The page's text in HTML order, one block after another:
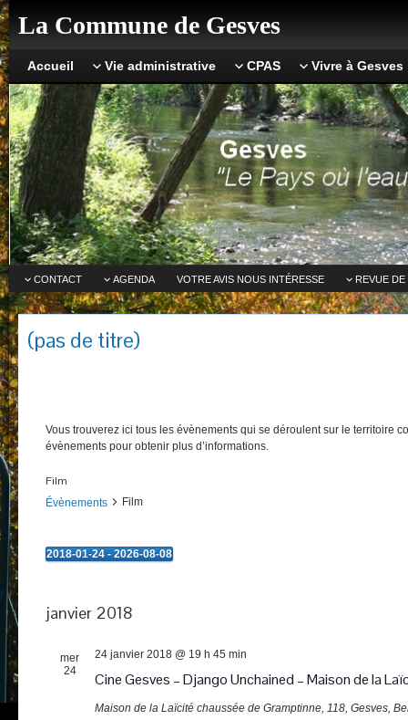
La Commune de Gesves
Accueil Vie administrative CPAS Vivre à Gesves
CONTACT AGENDA VOTRE AVIS NOUS INTÉRESSE REVUE DE
(pas de titre)
Vous trouverez ici tous les évènements qui se déroulent sur le territoire
évènements pour obtenir plus d’informations.
Film
Évènements Film
Évènements
2018-01-24 - 2026-08-08
janvier 2018
mer
24
Cine Gesves – Django Unchained – Maison de la
24 janvier 2018 @ 19 h 45 min
Maison de la Laïcité chaussée de Gramptinne, 118, Gesves,